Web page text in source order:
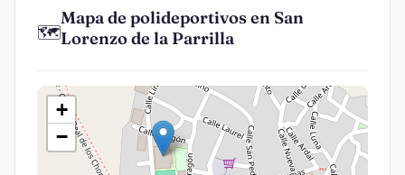
🗺️
Mapa de polideportivos en San
Lorenzo de la Parrilla
+
−